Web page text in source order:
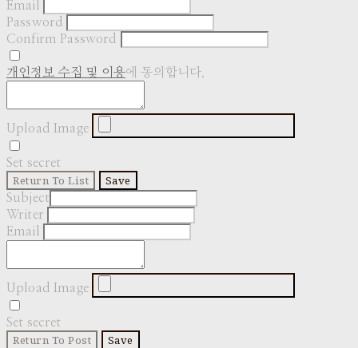
Email
Password
Confirm Password
개인정보 수집 및 이용에 동의합니다.
Upload Image
Set secret
Return To List Save
Subject
Writer
Email
Upload Image
Set secret
Return To Post Save